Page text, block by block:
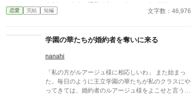
んだ。ごめん。婚約はなかったことにしてほしい」
ある日突然、侯爵令嬢エバンジェリンは婚約者アダム
エバンジェリンを差し置いてアダムスとメアリはひと
かった。
恋愛 完結 短編 文字数：46,976
学園の華たちが婚約者を奪いに来る
nanahi
「私の方がルアージュ様に相応しいわ」 また始まっ
た。毎日のように王立学園の華たちが私のクラスにや
ってきては、婚約者のルアージュ様をよこせと言う。